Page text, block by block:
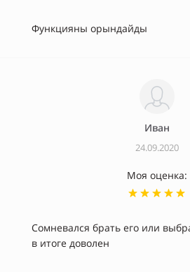
Функцияны орындайды
Иван
24.09.2020
Моя оценка:
Сомневался брать его или
в итоге доволен